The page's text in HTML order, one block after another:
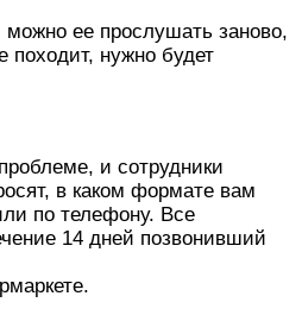
ее прослушать заново,
нужно будет
и сотрудники
в каком формате вам
по телефону. Все
14 дней позвонивший